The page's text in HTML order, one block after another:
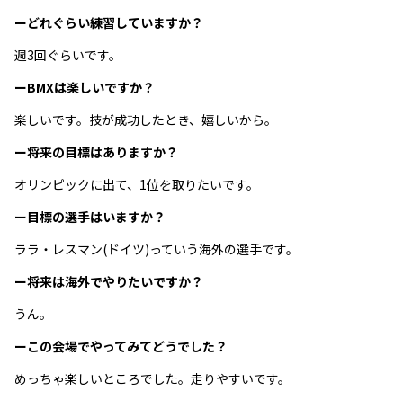
ーどれぐらい練習していますか？
週3回ぐらいです。
ーBMXは楽しいですか？
楽しいです。技が成功したとき、嬉しいから。
ー将来の目標はありますか？
オリンピックに出て、1位を取りたいです。
ー目標の選手はいますか？
ララ・レスマン(ドイツ)っていう海外の選手です。
ー将来は海外でやりたいですか？
うん。
ーこの会場でやってみてどうでした？
めっちゃ楽しいところでした。走りやすいです。